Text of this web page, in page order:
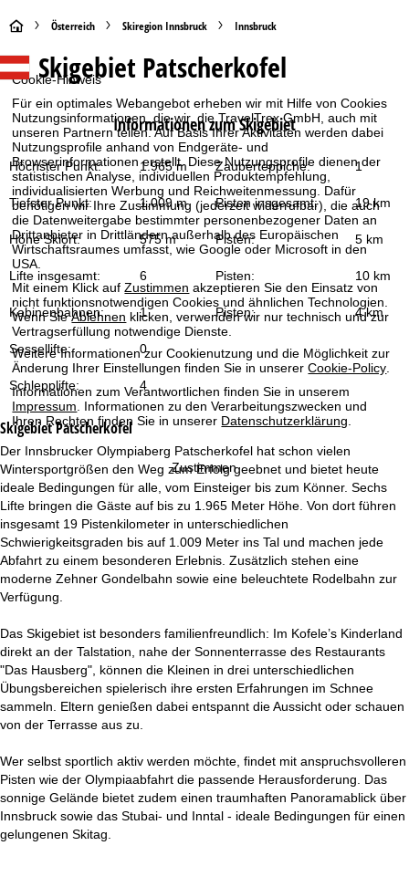
Cookie-Hinweis
Für ein optimales Webangebot erheben wir mit Hilfe von Cookies
Nutzungsinformationen, die wir, die TravelTrex GmbH, auch mit
unseren Partnern teilen. Auf Basis Ihrer Aktivitäten werden dabei
Nutzungsprofile anhand von Endgeräte- und
Browserinformationen erstellt. Diese Nutzungsprofile dienen der
statistischen Analyse, individuellen Produktempfehlung,
individualisierten Werbung und Reichweitenmessung. Dafür
benötigen wir Ihre Zustimmung (jederzeit widerrufbar), die auch
die Datenweitergabe bestimmter personenbezogener Daten an
Drittanbieter in Drittländern außerhalb des Europäischen
Wirtschaftsraumes umfasst, wie Google oder Microsoft in den
USA.
Mit einem Klick aufZustimmen akzeptieren Sie den Einsatz von
nicht funktionsnotwendigen Cookies und ähnlichen Technologien.
Wenn SieAblehnen klicken, verwenden wir nur technisch und zur
Vertragserfüllung notwendige Dienste.
Weitere Informationen zur Cookienutzung und die Möglichkeit zur
Änderung Ihrer Einstellungen finden Sie in unsererCookie-Policy.
Informationen zum Verantwortlichen finden Sie in unserem
Impressum. Informationen zu den Verarbeitungszwecken und
Ihren Rechten finden Sie in unserer Datenschutzerklärung.
Zustimmen
S
t
a
r
t
s
e
i
t
e
Österreich Skiregion Innsbruck Innsbruck
SkigebietPatscherkofel
Informationen zum Skigebiet
Höchster Punkt: 1.965 m Zauberteppiche: 1
Tiefster Punkt: 1.009 m Pisten insgesamt: 19 km
Höhe Skiort: 575 m Pisten: 5 km
Lifte insgesamt: 6 Pisten: 10 km
Kabinenbahnen: 1 Pisten: 4 km
Sessellifte: 0
Schlepplifte: 4
SkigebietPatscherkofel
Der Innsbrucker Olympiaberg Patscherkofel hat schon vielen
Wintersportgrößen den Weg zum Erfolg geebnet und bietet heute
ideale Bedingungen für alle, vom Einsteiger bis zum Könner. Sechs
Lifte bringen die Gäste auf bis zu 1.965 Meter Höhe. Von dort führen
insgesamt 19 Pistenkilometer in unterschiedlichen
Schwierigkeitsgraden bis auf 1.009 Meter ins Tal und machen jede
Abfahrt zu einem besonderen Erlebnis. Zusätzlich stehen eine
moderne Zehner Gondelbahn sowie eine beleuchtete Rodelbahn zur
Verfügung.
Das Skigebiet ist besonders familienfreundlich: Im Kofele’s Kinderland
direkt an der Talstation, nahe der Sonnenterrasse des Restaurants
"Das Hausberg", können die Kleinen in drei unterschiedlichen
Übungsbereichen spielerisch ihre ersten Erfahrungen im Schnee
sammeln. Eltern genießen dabei entspannt die Aussicht oder schauen
von der Terrasse aus zu.
Wer selbst sportlich aktiv werden möchte, findet mit anspruchsvolleren
Pisten wie der Olympiaabfahrt die passende Herausforderung. Das
sonnige Gelände bietet zudem einen traumhaften Panoramablick über
Innsbruck sowie das Stubai- und Inntal - ideale Bedingungen für einen
gelungenen Skitag.